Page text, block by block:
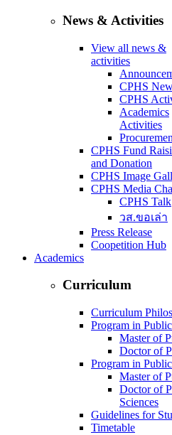
News & Activities
View all news &
activities
CPHS
CPHS
Academics
Activities
CPHS Fund
and Donation
CPHS Image
CPHS Media
CPHS Talk
วส.ขอเล่า
Press Release
Coopetition Hub
Academics
Curriculum
Curriculum
Program in
Master of
Doctor of
Program in
Master of
Doctor of
Sciences
Guidelines for
Timetable